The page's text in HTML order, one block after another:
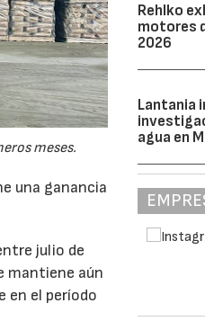
meses.
una ganancia
julio de
mantiene aún
en el período
Rehlko
motores
2026
Lantania
agua en